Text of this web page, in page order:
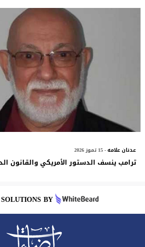
عدنان علامه- 15 تموز 2026
ترامب ينسف الدستور الأمريكي والقانون
BY